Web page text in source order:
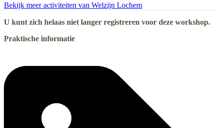
Bekijk meer activiteiten van Welzijn Lochem
U kunt zich helaas niet langer registreren voor deze workshop.
Praktische informatie